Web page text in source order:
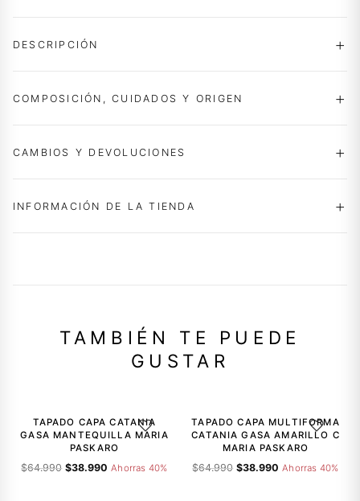
DESCRIPCIÓN
COMPOSICIÓN, CUIDADOS Y ORIGEN
CAMBIOS Y DEVOLUCIONES
INFORMACIÓN DE LA TIENDA
TAMBIÉN TE PUEDE
GUSTAR
AGREGAR A LA LISTA DE DESEOS
TAPADO CAPA CATANIA
GASA MANTEQUILLA MARIA
PASKARO
$64.990
El
$38.990
El
Ahorras 40%
AGREGAR
TAPADO CAPA MULTIFORMA
CATANIA GASA AMARILLO C
MARIA PASKARO
$64.990
El
$38.990
El
Ahorras 40%